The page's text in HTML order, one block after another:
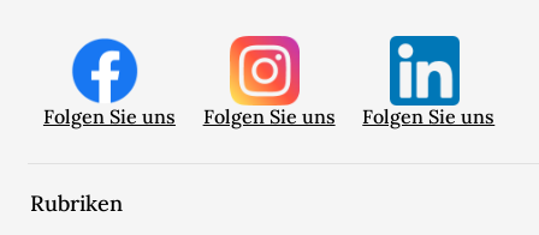
Folgen Sie uns Folgen Sie uns Folgen Sie uns
Rubriken